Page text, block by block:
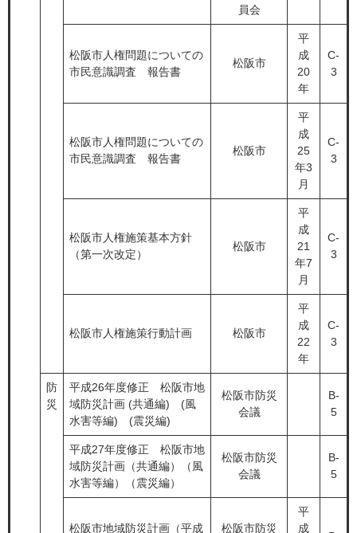
員会
松阪市人権問題についての
市民意識調査 報告書
松阪市
平
成
20
年
C-
3
松阪市人権問題についての
市民意識調査 報告書
松阪市
平
成
25
年3
月
C-
3
松阪市人権施策基本方針
（第一次改定）
松阪市
平
成
21
年7
月
C-
3
松阪市人権施策行動計画 松阪市
平
成
22
年
C-
3
防
災
平成26年度修正 松阪市地
域防災計画 (共通編) (風
水害等編) (震災編)
松阪市防災
会議
B-
5
平成27年度修正 松阪市地
域防災計画（共通編）（風
水害等編）（震災編）
松阪市防災
会議
B-
5
松阪市地域防災計画（平成 松阪市防災
平
成